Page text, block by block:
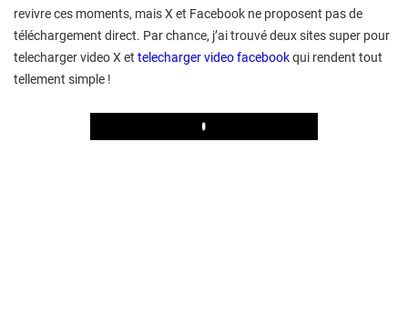
revivre ces moments, mais X et Facebook ne proposent pas de
téléchargement direct. Par chance, j’ai trouvé deux sites super pour
telecharger video X et telecharger video facebookqui rendent tout
tellement simple !
Play